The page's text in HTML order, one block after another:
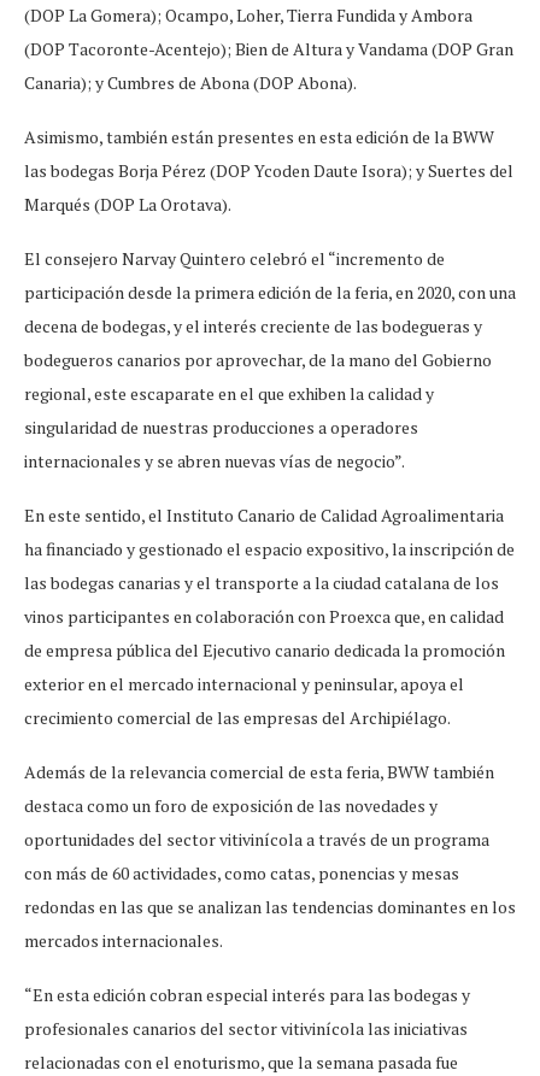
(DOP La Gomera); Ocampo, Loher, Tierra Fundida y Ambora
(DOP Tacoronte-Acentejo); Bien de Altura y Vandama (DOP Gran
Canaria); y Cumbres de Abona (DOP Abona).
Asimismo, también están presentes en esta edición de la BWW
las bodegas Borja Pérez (DOP Ycoden Daute Isora); y Suertes del
Marqués (DOP La Orotava).
El consejero Narvay Quintero celebró el “incremento de
participación desde la primera edición de la feria, en 2020, con una
decena de bodegas, y el interés creciente de las bodegueras y
bodegueros canarios por aprovechar, de la mano del Gobierno
regional, este escaparate en el que exhiben la calidad y
singularidad de nuestras producciones a operadores
internacionales y se abren nuevas vías de negocio”.
En este sentido, el Instituto Canario de Calidad Agroalimentaria
ha financiado y gestionado el espacio expositivo, la inscripción de
las bodegas canarias y el transporte a la ciudad catalana de los
vinos participantes en colaboración con Proexca que, en calidad
de empresa pública del Ejecutivo canario dedicada la promoción
exterior en el mercado internacional y peninsular, apoya el
crecimiento comercial de las empresas del Archipiélago.
Además de la relevancia comercial de esta feria, BWW también
destaca como un foro de exposición de las novedades y
oportunidades del sector vitivinícola a través de un programa
con más de 60 actividades, como catas, ponencias y mesas
redondas en las que se analizan las tendencias dominantes en los
mercados internacionales.
“En esta edición cobran especial interés para las bodegas y
profesionales canarios del sector vitivinícola las iniciativas
relacionadas con el enoturismo, que la semana pasada fue